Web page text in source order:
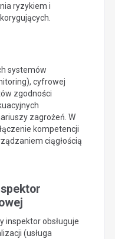
ryzykiem i
systemów
cyfrowej
zgodności
zagrożeń. W
kompetencji
ciągłością
inspektor obsługuje
(usługa